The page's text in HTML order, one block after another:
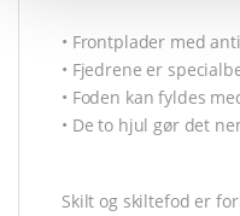
• Frontplader med
• Fjedrene er
• Foden kan fyldes
• De to hjul gør det
Skilt og skiltefod er